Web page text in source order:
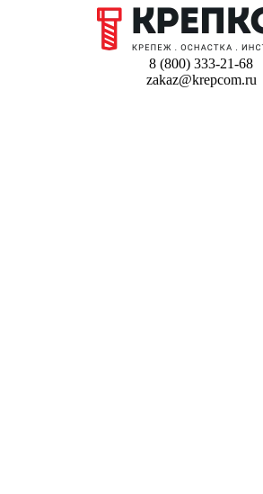
8 (800) 333-21-68
zakaz@krepcom.ru